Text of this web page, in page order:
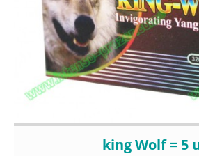
king Wolf = 5